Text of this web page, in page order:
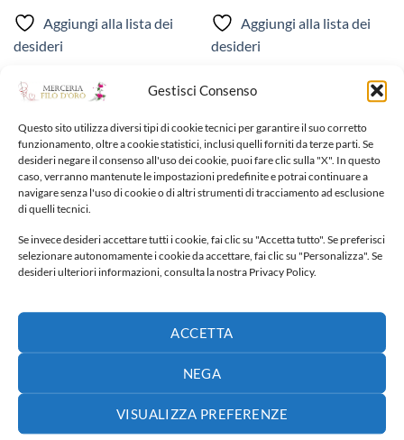
Gestisci Consenso
Questo sito utilizza diversi tipi di cookie tecnici per garantire il suo corretto
funzionamento, oltre a cookie statistici, inclusi quelli forniti da terze parti. Se
desideri negare il consenso all'uso dei cookie, puoi fare clic sulla "X". In questo
caso, verranno mantenute le impostazioni predefinite e potrai continuare a
navigare senza l'uso di cookie o di altri strumenti di tracciamento ad esclusione
di quelli tecnici.
Se invece desideri accettare tutti i cookie, fai clic su "Accetta tutto". Se preferisci
selezionare autonomamente i cookie da accettare, fai clic su "Personalizza". Se
desideri ulteriori informazioni, consulta la nostra Privacy Policy.
ACCETTA
NEGA
VISUALIZZA PREFERENZE
40,00 €
Aggiungi alla lista dei
desideri
Aggiungi alla lista dei
desideri
NUOVI ARRIVI
Fiocco nascita
65,00€